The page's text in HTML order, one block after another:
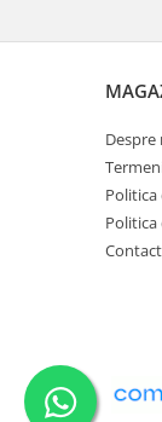
Politica
Contact